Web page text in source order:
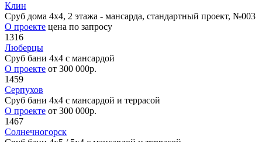
Клин
Сруб дома 4х4, 2 этажа - мансарда, стандартный проект, №003
О проекте цена по запросу
1316
Люберцы
Сруб бани 4х4 с мансардой
О проекте от 300 000р.
1459
Серпухов
Сруб бани 4х4 с мансардой и террасой
О проекте от 300 000р.
1467
Солнечногорск